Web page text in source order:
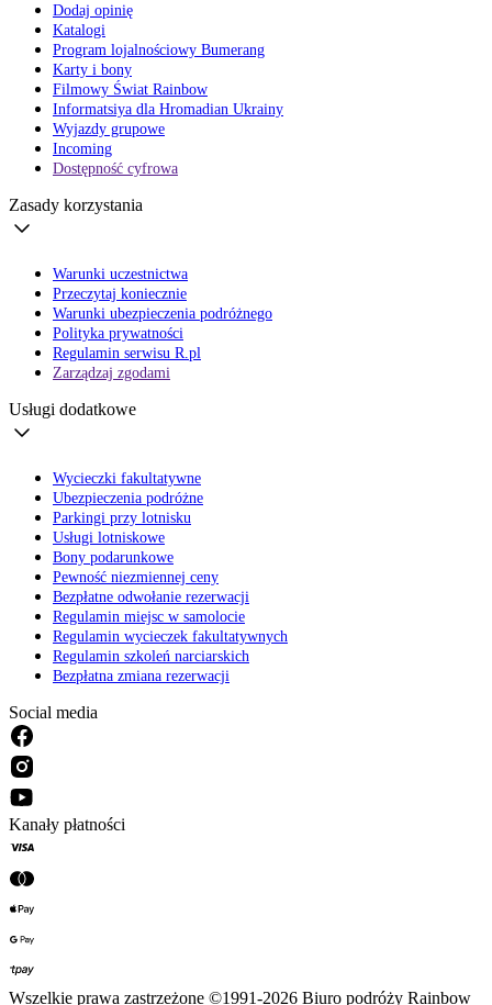
Dodaj opinię
Katalogi
Program lojalnościowy Bumerang
Karty i bony
Filmowy Świat Rainbow
Informatsiya dla Hromadian Ukrainy
Wyjazdy grupowe
Incoming
Dostępność cyfrowa
Zasady korzystania
Warunki uczestnictwa
Przeczytaj koniecznie
Warunki ubezpieczenia podróżnego
Polityka prywatności
Regulamin serwisu R.pl
Zarządzaj zgodami
Usługi dodatkowe
Wycieczki fakultatywne
Ubezpieczenia podróżne
Parkingi przy lotnisku
Usługi lotniskowe
Bony podarunkowe
Pewność niezmiennej ceny
Bezpłatne odwołanie rezerwacji
Regulamin miejsc w samolocie
Regulamin wycieczek fakultatywnych
Regulamin szkoleń narciarskich
Bezpłatna zmiana rezerwacji
Social media
Kanały płatności
Wszelkie prawa zastrzeżone ©1991-2026 Biuro podróży Rainbow